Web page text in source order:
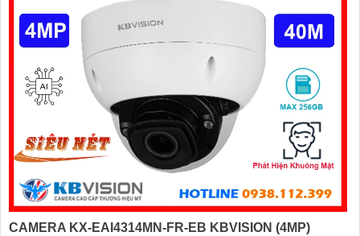
CAMERA KX-EAI4314MN-FR-EB KBVISION (4MP)